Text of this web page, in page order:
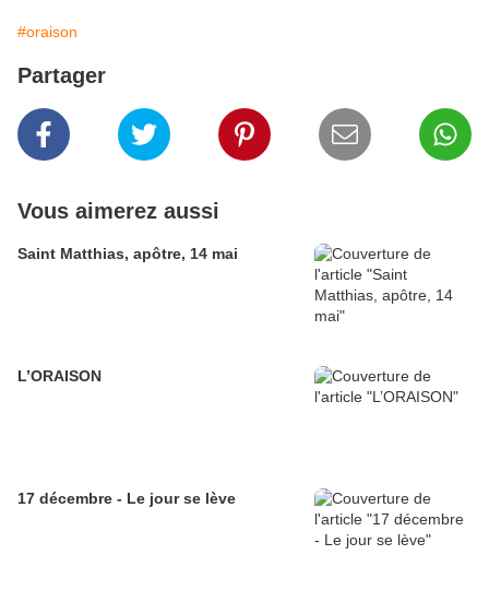
#oraison
Partager
Vous aimerez aussi
Saint Matthias, apôtre, 14 mai
L’ORAISON
17 décembre - Le jour se lève